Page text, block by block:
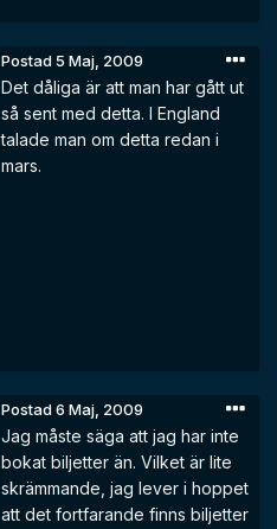
Postad5 Maj, 2009
Det dåliga är att man har gått ut
så sent med detta. I England
talade man om detta redan i
mars.
Postad6 Maj, 2009
Jag måste säga att jag har inte
bokat biljetter än. Vilket är lite
skrämmande, jag lever i hoppet
att det fortfarande finns biljetter